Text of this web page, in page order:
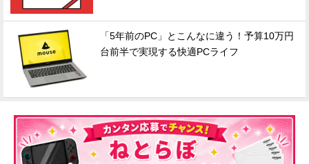
「5年前のPC」とこんなに違う！予算10万円
台前半で実現する快適PCライフ